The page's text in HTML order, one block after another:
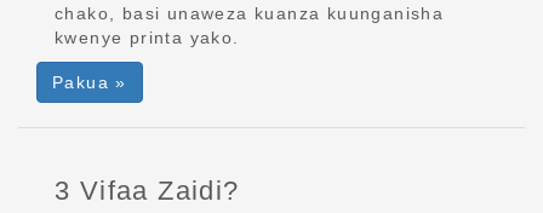
chako, basi unaweza kuanza kuunganisha
kwenye printa yako.
Pakua »
3 Vifaa Zaidi?